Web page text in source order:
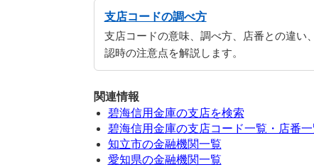
支店コードの調べ方
支店コードの意味、調べ方、店番との違い
認時の注意点を解説します。
関連情報
碧海信用金庫の支店を検索
碧海信用金庫の支店コード一覧・店番一
知立市の金融機関一覧
愛知県の金融機関一覧